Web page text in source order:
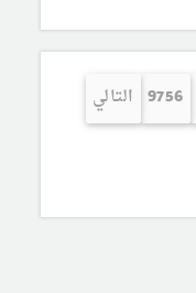
9756 التالي